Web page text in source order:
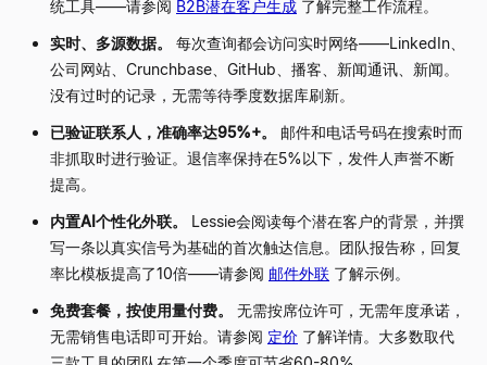
统工具——请参阅 B2B潜在客户生成 了解完整工作流程。
实时、多源数据。
每次查询都会访问实时网络——LinkedIn、
公司网站、Crunchbase、GitHub、播客、新闻通讯、新闻。
没有过时的记录，无需等待季度数据库刷新。
已验证联系人，准确率达95%+。
邮件和电话号码在搜索时而
非抓取时进行验证。退信率保持在5%以下，发件人声誉不断
提高。
内置AI个性化外联。
Lessie会阅读每个潜在客户的背景，并撰
写一条以真实信号为基础的首次触达信息。团队报告称，回复
率比模板提高了10倍——请参阅 邮件外联 了解示例。
免费套餐，按使用量付费。
无需按席位许可，无需年度承诺，
无需销售电话即可开始。请参阅 定价 了解详情。大多数取代